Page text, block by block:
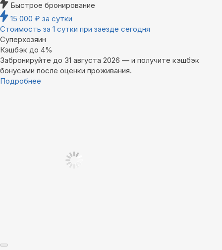
Быстрое бронирование
15 000 ₽ за сутки
Стоимость за 1 сутки при заезде сегодня
Суперхозяин
Кэшбэк до 4%
Забронируйте до 31 августа 2026 — и получите кэшбэк
бонусами после оценки проживания.
Подробнее